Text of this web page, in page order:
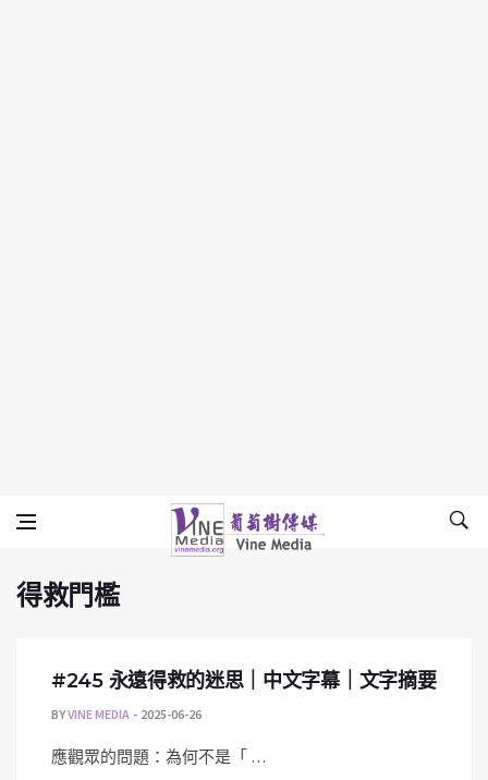
得救門檻
Vine Media
葡萄樹傳媒
得救門檻
#245 永遠得救的迷思｜中文字幕｜文字摘要
BYVINE MEDIA 2025-06-26
應觀眾的問題：為何不是「 …